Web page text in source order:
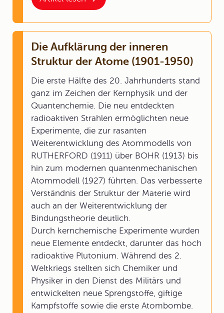
Die Aufklärung der inneren
Struktur der Atome (1901-1950)
Die erste Hälfte des 20. Jahrhunderts stand
ganz im Zeichen der Kernphysik und der
Quantenchemie. Die neu entdeckten
radioaktiven Strahlen ermöglichten neue
Experimente, die zur rasanten
Weiterentwicklung des Atommodells von
RUTHERFORD (1911) über BOHR (1913) bis
hin zum modernen quantenmechanischen
Atommodell (1927) führten. Das verbesserte
Verständnis der Struktur der Materie wird
auch an der Weiterentwicklung der
Bindungstheorie deutlich.
Durch kernchemische Experimente wurden
neue Elemente entdeckt, darunter das hoch
radioaktive Plutonium. Während des 2.
Weltkriegs stellten sich Chemiker und
Physiker in den Dienst des Militärs und
entwickelten neue Sprengstoffe, giftige
Kampfstoffe sowie die erste Atombombe.